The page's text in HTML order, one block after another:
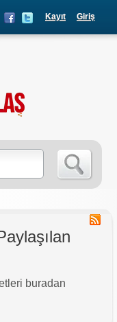
Kayıt Giriş
buradan